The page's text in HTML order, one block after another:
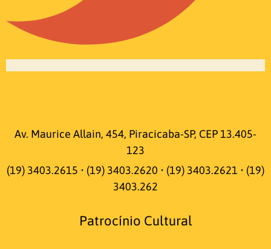
Av. Maurice Allain, 454, Piracicaba-SP, CEP 13.405-
123
(19) 3403.2615 • (19) 3403.2620 • (19) 3403.2621 • (19)
3403.262
Patrocínio Cultural